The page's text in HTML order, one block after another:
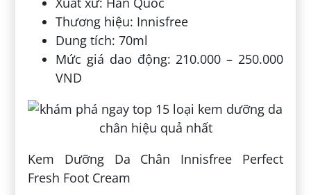
Thương hiệu: Innisfree
Dung tích: 70ml
Mức giá dao động: 210.000 – 250.000
VND
Kem Dưỡng Da Chân Innisfree Perfect
Fresh Foot Cream